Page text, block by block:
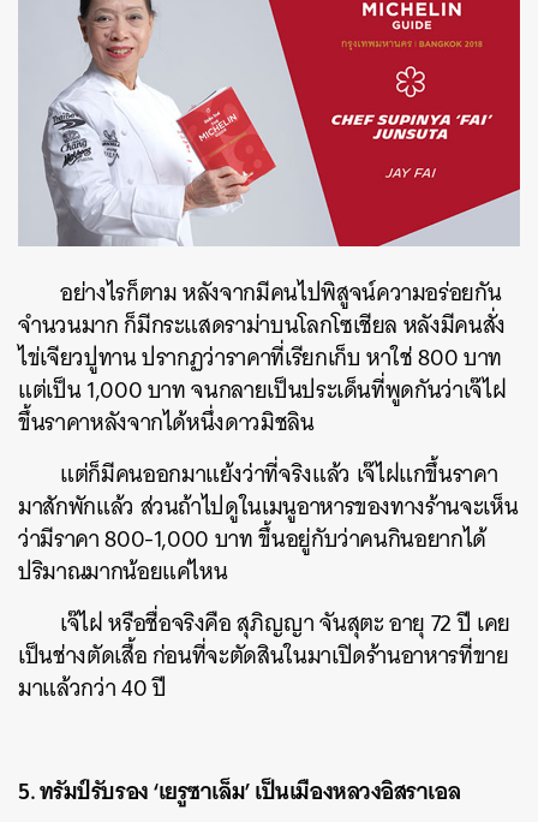
อย่างไรก็ตาม หลังจากมีคนไปพิสูจน์ความอร่อยกัน
จำนวนมาก ก็มีกระแสดราม่าบนโลกโซเชียล หลังมีคนสั่ง
ไข่เจียวปูทาน ปรากฏว่าราคาที่เรียกเก็บ หาใช่ 800 บาท
แต่เป็น 1,000 บาท จนกลายเป็นประเด็นที่พูดกันว่าเจ๊ไฝ
ขึ้นราคาหลังจากได้หนึ่งดาวมิชลิน
แต่ก็มีคนออกมาแย้งว่าที่จริงแล้ว เจ๊ไฝแกขึ้นราคา
มาสักพักแล้ว ส่วนถ้าไปดูในเมนูอาหารของทางร้านจะเห็น
ว่ามีราคา 800-1,000 บาท ขึ้นอยู่กับว่าคนกินอยากได้
ปริมาณมากน้อยแค่ไหน
เจ๊ไฝ หรือชื่อจริงคือ สุภิญญา จันสุตะ อายุ 72 ปี เคย
เป็นช่างตัดเสื้อ ก่อนที่จะตัดสินในมาเปิดร้านอาหารที่ขาย
มาแล้วกว่า 40 ปี
5. ทรัมป์รับรอง ‘เยรูซาเล็ม’ เป็นเมืองหลวงอิสราเอล